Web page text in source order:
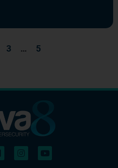
3 … 5